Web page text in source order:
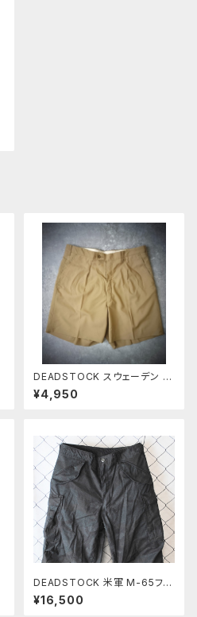
DEADSTOCK スウェーデン シ
ョートパンツ
¥4,950
DEADSTOCK 米軍 M-65フィ
ールドカーゴパンツ ウッドランド
迷彩 BLACK染め M-R
¥16,500